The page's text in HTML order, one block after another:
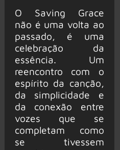
O Saving Grace
não é uma volta ao
passado, é uma
celebração da
essência. Um
reencontro com o
espírito da canção,
da simplicidade e
da conexão entre
vozes que se
completam como
se tivessem